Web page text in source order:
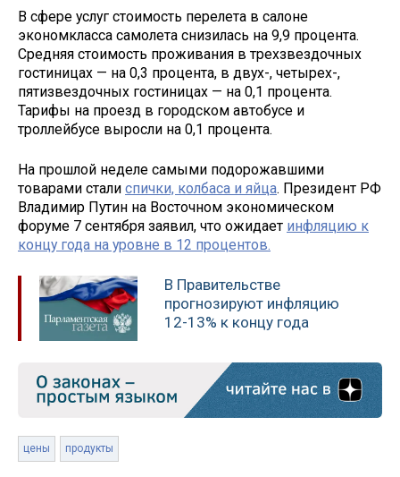
В сфере услуг стоимость перелета в салоне
экономкласса самолета снизилась на 9,9 процента.
Средняя стоимость проживания в трехзвездочных
гостиницах — на 0,3 процента, в двух-, четырех-,
пятизвездочных гостиницах — на 0,1 процента.
Тарифы на проезд в городском автобусе и
троллейбусе выросли на 0,1 процента.
На прошлой неделе самыми подорожавшими
товарами стали спички, колбаса и яйца. Президент РФ
Владимир Путин на Восточном экономическом
форуме 7 сентября заявил, что ожидает инфляцию к
концу года на уровне в 12 процентов.
В Правительстве
прогнозируют инфляцию
12-13% к концу года
цены продукты